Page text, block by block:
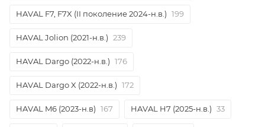
HAVAL F7, F7X (II поколение 2024-н.в.) 199
HAVAL Jolion (2021-н.в.) 239
HAVAL Dargo (2022-н.в.) 176
HAVAL Dargo X (2022-н.в.) 172
HAVAL M6 (2023-н.в) 167 HAVAL H7 (2025-н.в.) 33